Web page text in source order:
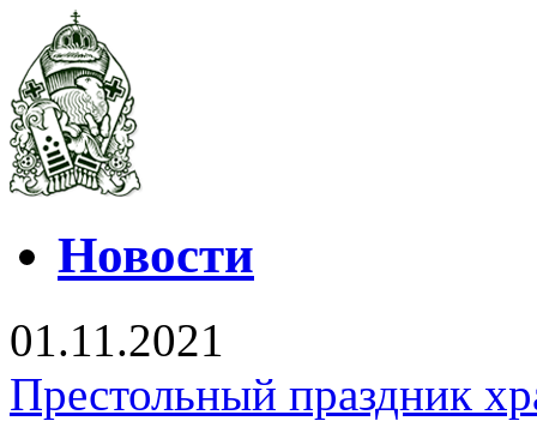
Новости
01.11.2021
Престольный праздник